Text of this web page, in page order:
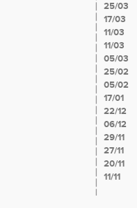
25/03
17/03
11/03
11/03
05/03
25/02
05/02
17/01
22/12
06/12
29/11
27/11
20/11
11/11